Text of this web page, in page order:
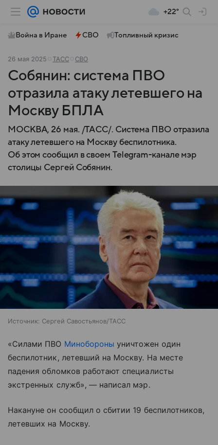
+22°
Война в Иране СВО Топливный кризис
26 мая 2025 ТАСС СВО
Собянин: система ПВО
отразила атаку летевшего на
Москву БПЛА
МОСКВА, 26 мая. /ТАСС/. Система ПВО отразила
атаку летевшего на Москву беспилотника.
Об этом сообщил в своем Telegram-канале мэр
столицы Сергей Собянин.
Источник: Сергей Савостьянов/ТАСС
«Силами ПВО Минобороны уничтожен один
беспилотник, летевший на Москву. На месте
падения обломков работают специалисты
экстренных служб», — написал мэр.
Накануне он сообщил о сбитии 19 беспилотников,
летевших на Москву.